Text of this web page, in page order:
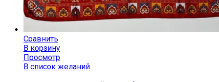
Сравнить
В корзину
Просмотр
В список желаний